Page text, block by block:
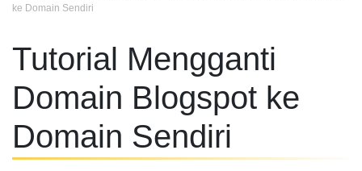
ke Domain Sendiri
Tutorial Mengganti
Domain Blogspot ke
Domain Sendiri